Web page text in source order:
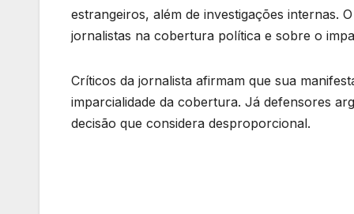
estrangeiros, além de investigações internas.
jornalistas na cobertura política e sobre o
Críticos da jornalista afirmam que sua
imparcialidade da cobertura. Já defensores
decisão que considera desproporcional.